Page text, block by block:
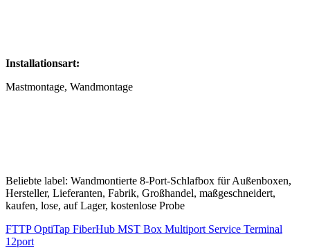
Installationsart:
Mastmontage, Wandmontage
Beliebte label: Wandmontierte 8-Port-Schlafbox für Außenboxen,
Hersteller, Lieferanten, Fabrik, Großhandel, maßgeschneidert,
kaufen, lose, auf Lager, kostenlose Probe
FTTP OptiTap FiberHub MST Box Multiport Service Terminal
12port